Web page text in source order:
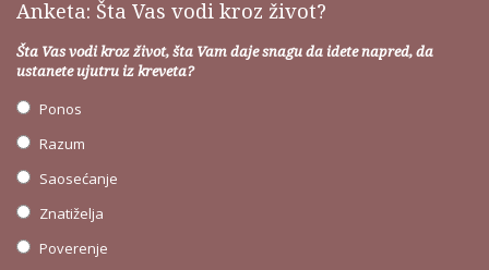
Anketa: Šta Vas vodi kroz život?
Šta Vas vodi kroz život, šta Vam daje snagu da idete napred, da
ustanete ujutru iz kreveta?
Ponos
Razum
Saosećanje
Znatiželja
Poverenje